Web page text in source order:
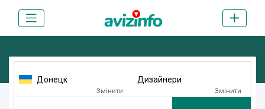
Донецк
Змінити
Дизайнери
Змінити